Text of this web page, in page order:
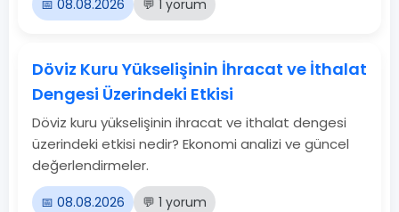
📅 08.08.2026 💬 1 yorum
Döviz Kuru Yükselişinin İhracat ve İthalat
Dengesi Üzerindeki Etkisi
Döviz kuru yükselişinin ihracat ve ithalat dengesi
üzerindeki etkisi nedir? Ekonomi analizi ve güncel
değerlendirmeler.
📅 08.08.2026 💬 1 yorum